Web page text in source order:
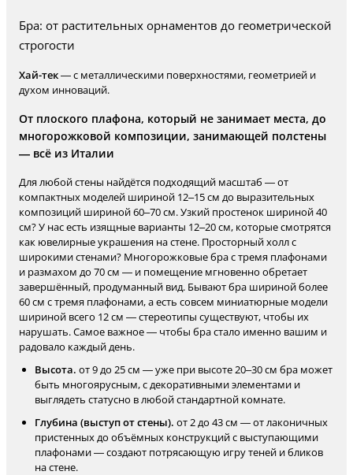
Бра: от растительных орнаментов до геометрической
строгости
Хай-тек— с металлическими поверхностями, геометрией и
духом инноваций.
От плоского плафона, который не занимает места, до
многорожковой композиции, занимающей полстены
— всё из Италии
Для любой стены найдётся подходящий масштаб — от
компактных моделей шириной 12–15 см до выразительных
композиций шириной 60–70 см. Узкий простенок шириной 40
см? У нас есть изящные варианты 12–20 см, которые смотрятся
как ювелирные украшения на стене. Просторный холл с
широкими стенами? Многорожковые бра с тремя плафонами
и размахом до 70 см — и помещение мгновенно обретает
завершённый, продуманный вид. Бывают бра шириной более
60 см с тремя плафонами, а есть совсем миниатюрные модели
шириной всего 12 см — стереотипы существуют, чтобы их
нарушать. Самое важное — чтобы бра стало именно вашим и
радовало каждый день.
Высота. от 9 до 25 см — уже при высоте 20–30 см бра может
быть многоярусным, с декоративными элементами и
выглядеть статусно в любой стандартной комнате.
Глубина (выступ от стены). от 2 до 43 см — от лаконичных
пристенных до объёмных конструкций с выступающими
плафонами — создают потрясающую игру теней и бликов
на стене.